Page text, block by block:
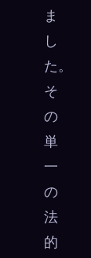
ま
し
た。
そ
の
単
一
の
法
的